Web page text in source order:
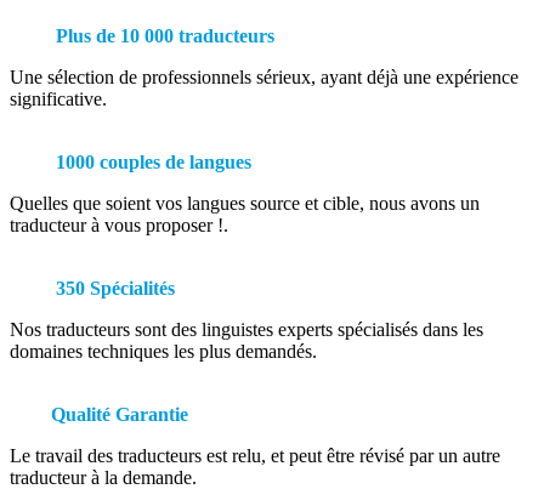
Plus de 10 000 traducteurs
Une sélection de professionnels sérieux, ayant déjà une expérience
significative.
1000 couples de langues
Quelles que soient vos langues source et cible, nous avons un
traducteur à vous proposer !.
350 Spécialités
Nos traducteurs sont des linguistes experts spécialisés dans les
domaines techniques les plus demandés.
Qualité Garantie
Le travail des traducteurs est relu, et peut être révisé par un autre
traducteur à la demande.